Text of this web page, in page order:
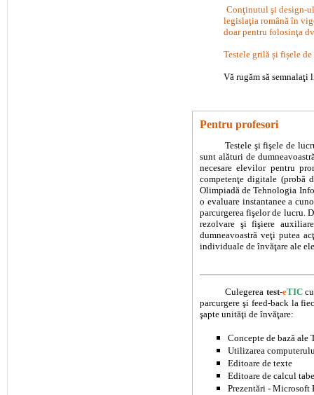
Conţinutul şi design-
legislaţia română în
doar pentru folosinţa
Testele grilă și fișele
Vă rugăm să
Pentru profesori
Testele şi fişele de
sunt alături de
necesare elevilor pentru
competenţe digitale (probă
Olimpiadă de Tehnologia
o evaluare instantanee a
parcurgerea fişelor de lucru.
rezolvare şi fişiere
dumneavoastră veţi putea
individuale de învăţare ale
Culegerea test-eTIC
parcurgere şi feed-back la
şapte unităţi de învăţare:
Concepte de bază
Utilizarea
Editoare de texte
Editoare de calcul
Prezentări - Microsoft